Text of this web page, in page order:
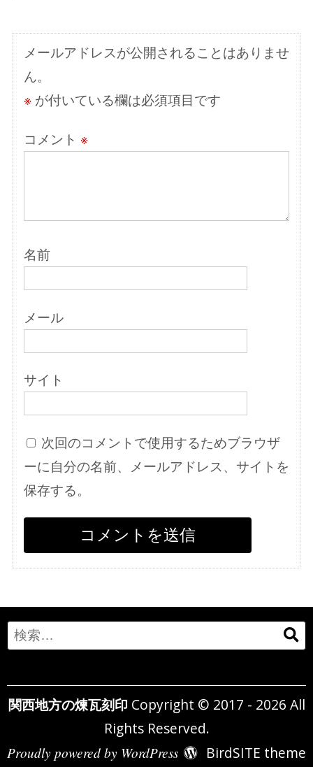
シ
ョ
ン
メールアドレスが公開されることはありませ
ん。
※が付いている欄は必須項目です
コメント ※
名前
メール
サイト
次回のコメントで使用するためブラウザ
ーに自分の名前、メールアドレス、サイトを
保存する。
Search
for:
関西地方の煉瓦刻印 Copyright © 2017 - 2026 All
Rights Reserved.
Proudly powered by WordPress BirdSITE theme